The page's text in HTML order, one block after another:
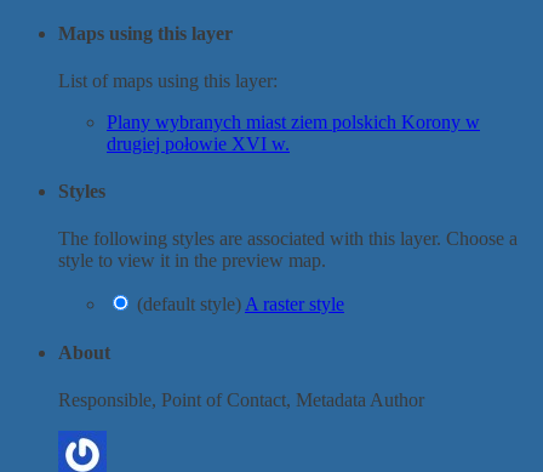
Maps using this layer
List of maps using this layer:
Plany wybranych miast ziem polskich Korony w
drugiej połowie XVI w.
Styles
The following styles are associated with this layer. Choose a
style to view it in the preview map.
(default style)A raster style
About
Responsible, Point of Contact, Metadata Author